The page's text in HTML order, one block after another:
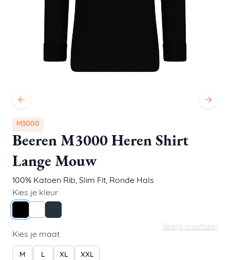
M3000
Beeren M3000 Heren Shirt
Lange Mouw
100% Katoen Rib, Slim Fit, Ronde Hals
Kies je kleur
Bekijk maattabel
Kies je maat
M L XL XXL